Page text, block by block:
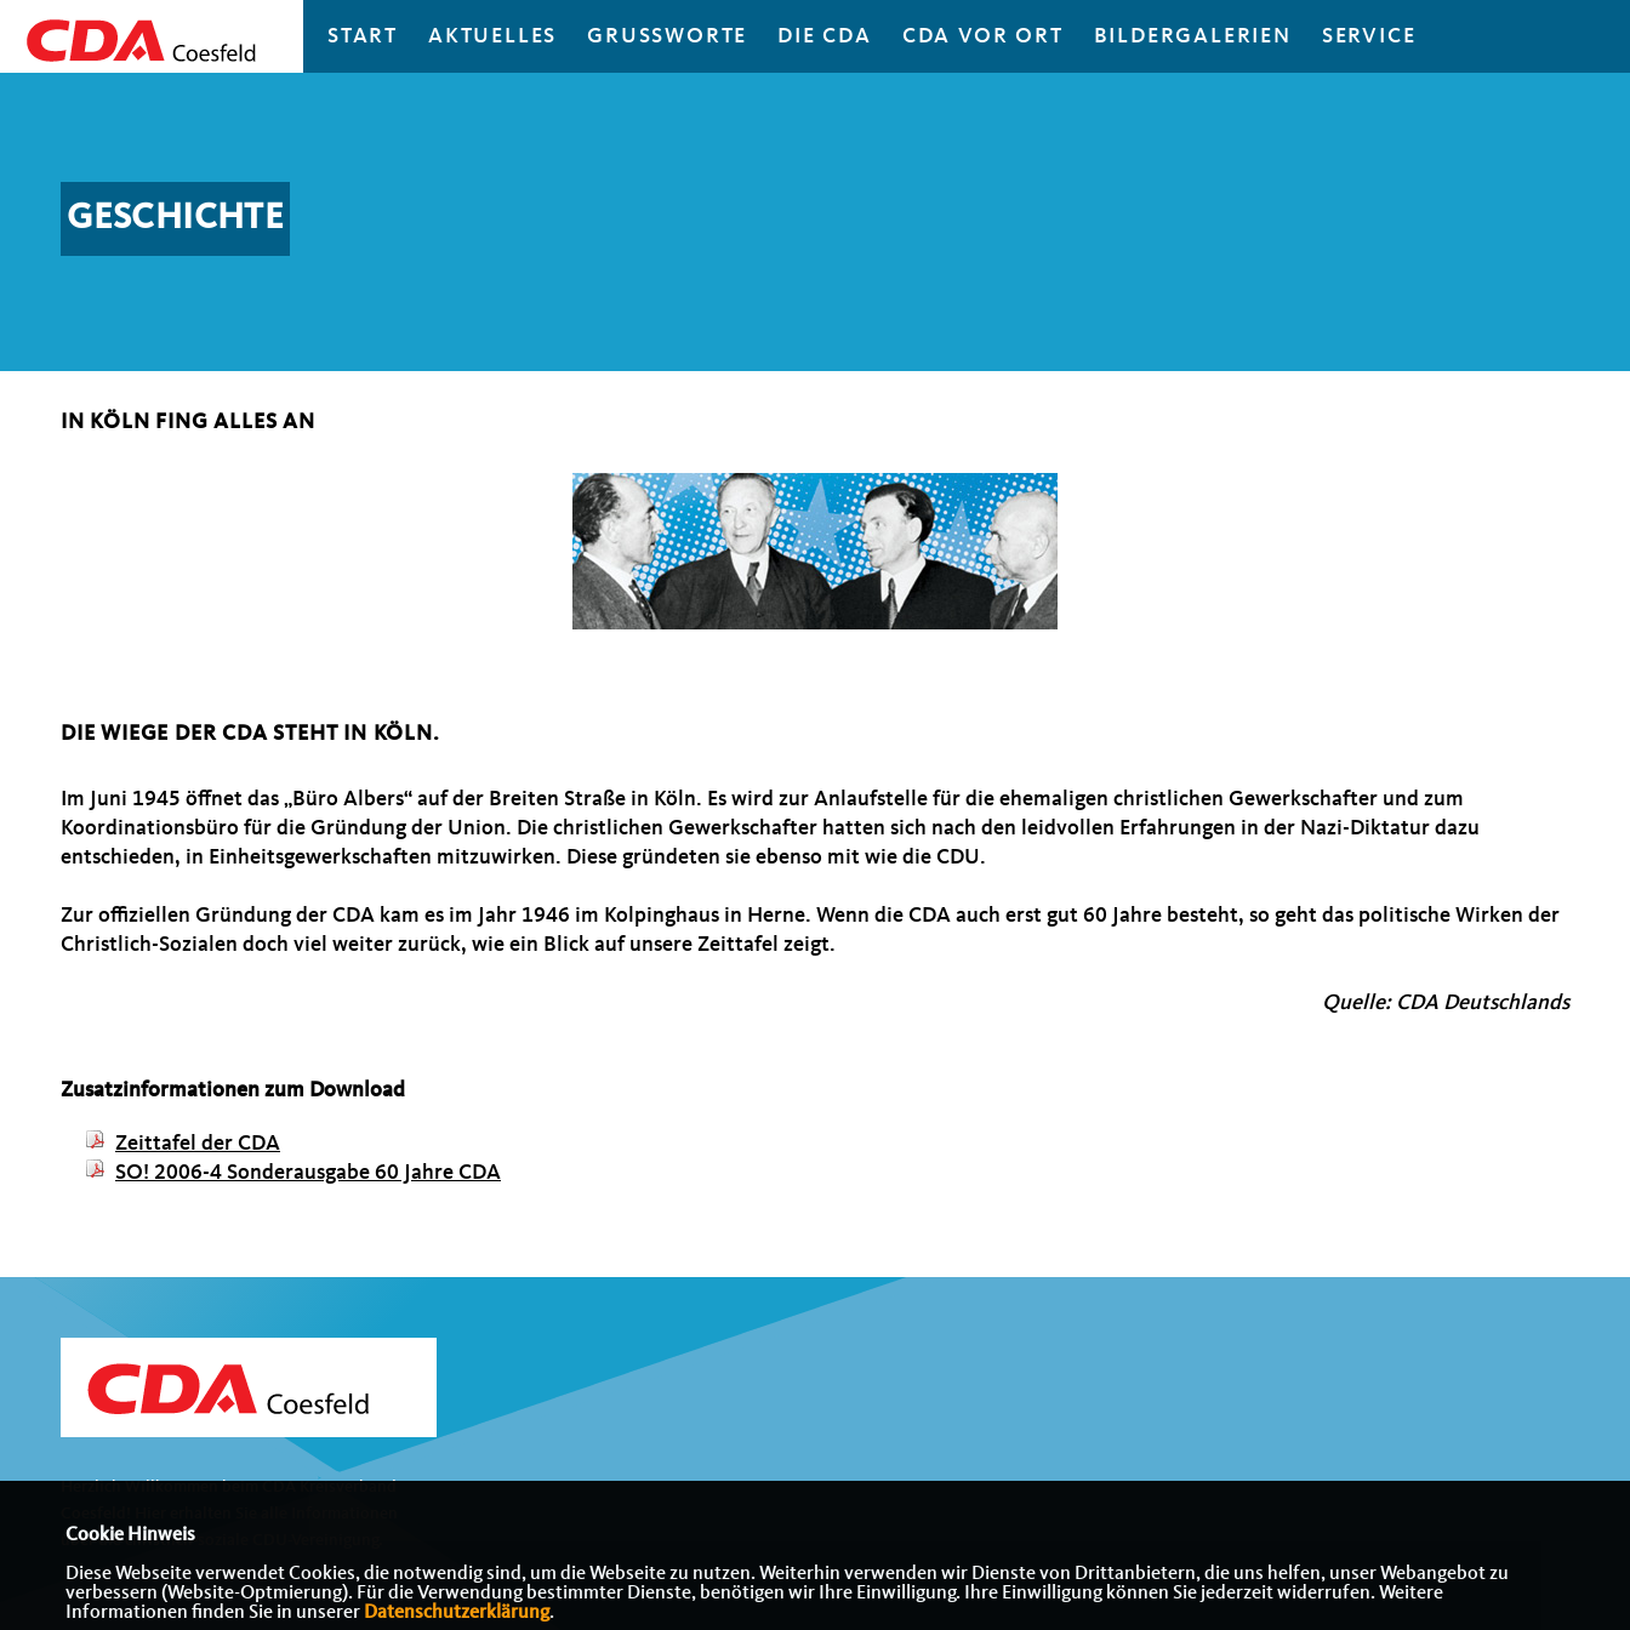
START AKTUELLES GRUSSWORTE DIE CDA CDA VOR ORT BILDERGALERIEN SERVICE
GESCHICHTE
IN KÖLN FING ALLES AN
DIE WIEGE DER CDA STEHT IN KÖLN.
Im Juni 1945 öffnet das „Büro Albers“ auf der Breiten Straße in Köln. Es wird zur Anlaufstelle für die ehemaligen christlichen Gewerkschafter und zum
Koordinationsbüro für die Gründung der Union. Die christlichen Gewerkschafter hatten sich nach den leidvollen Erfahrungen in der Nazi-Diktatur dazu
entschieden, in Einheitsgewerkschaften mitzuwirken. Diese gründeten sie ebenso mit wie die CDU.
Zur offiziellen Gründung der CDA kam es im Jahr 1946 im Kolpinghaus in Herne. Wenn die CDA auch erst gut 60 Jahre besteht, so geht das politische Wirken der
Christlich-Sozialen doch viel weiter zurück, wie ein Blick auf unsere Zeittafel zeigt.
Quelle: CDA Deutschlands
Zusatzinformationen zum Download
Zeittafel der CDA
SO! 2006-4 Sonderausgabe 60 Jahre CDA
Herzlich Willkommen beim CDA Kreisverband
über die christlich-soziale CDU-Vereinigung.
Cookie Hinweis
Diese Webseite verwendet Cookies, die notwendig sind, um die Webseite zu nutzen. Weiterhin verwenden wir Dienste von Drittanbietern, die uns helfen, unser Webangebot zu
verbessern (Website-Optmierung). Für die Verwendung bestimmter Dienste, benötigen wir Ihre Einwilligung. Ihre Einwilligung können Sie jederzeit widerrufen. Weitere
Informationen finden Sie in unserer Datenschutzerklärung.